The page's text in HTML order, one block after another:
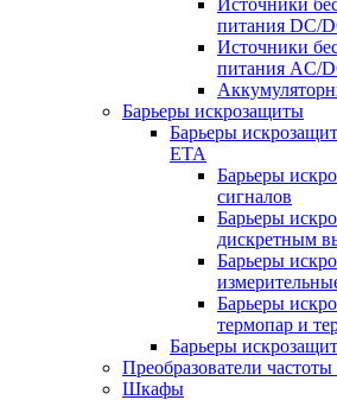
Источники
питания DC/
Источники
питания AC/
Барьеры искрозащиты
Барьеры
ETA
Барьеры
сигналов
Барьеры
дискретным
Барьеры
Барьеры
термопар и
Барьеры
Преобразователи
Шкафы